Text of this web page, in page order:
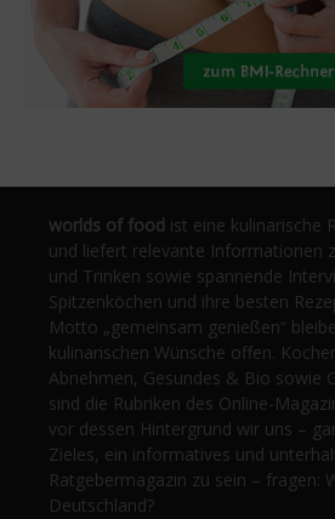
worlds of food ist eine kulinarische
und liefert relevante Informationen
und Trinken sowie spannende
Spitzenköchen und ihre besten
Motto „gemeinsam genießen“
kulinarischen Wünsche offen.
Abnehmen, Gesundes & Bio sowie
sind die Rubriken des Online-
vor dessen Hintergrund wir uns –
Zieles, ein informatives und
Ratgebermagazin zu sein – fragen:
Deutschland?